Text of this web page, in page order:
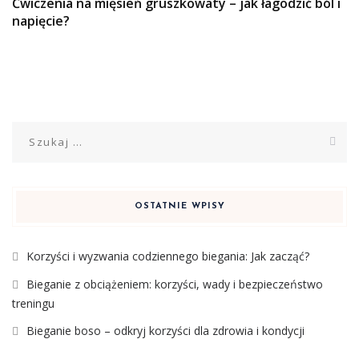
napięcie?
OSTATNIE WPISY
Korzyści i wyzwania codziennego biegania: Jak zacząć?
Bieganie z obciążeniem: korzyści, wady i bezpieczeństwo
treningu
Bieganie boso – odkryj korzyści dla zdrowia i kondycji